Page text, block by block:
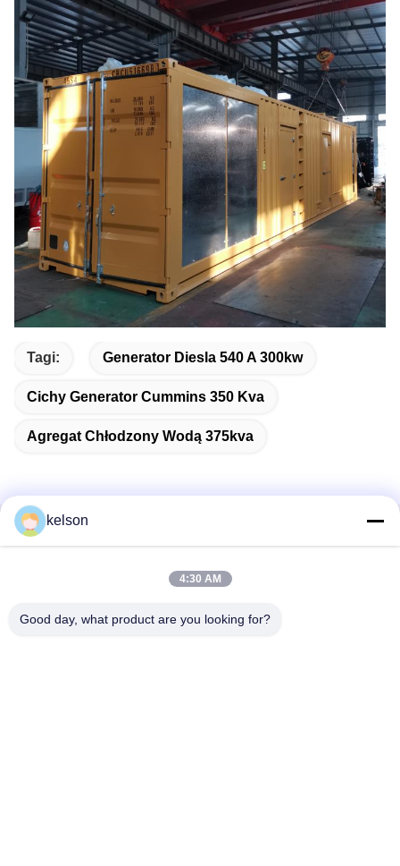
Tagi: Generator Diesla 540 A 300kw
Cichy Generator Cummins 350 Kva
Agregat Chłodzony Wodą 375kva
Szybki kontakt
Nr 1, Xinglong 2nd Road, Guanglong Industrial Zone,
kelson
4:30 AM
Good day, what product are you looking for?